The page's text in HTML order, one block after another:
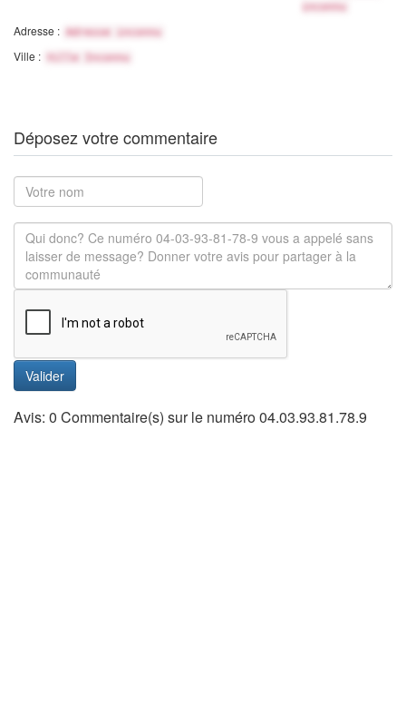
inconnu
Adresse : Adresse inconnu
Ville : Ville Inconnu
Déposez votre commentaire
Valider
Avis: 0 Commentaire(s) sur le numéro 04.03.93.81.78.9